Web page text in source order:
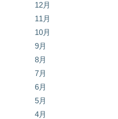
12月
11月
10月
9月
8月
7月
6月
5月
4月